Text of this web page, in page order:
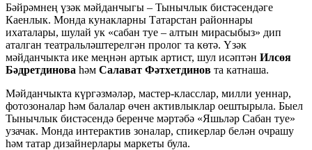
Бәйрәмнең үзәк мәйданчыгы – Тынычлык бистәсендәге
Каенлык. Монда кунакларны Татарстан районнары
ихаталары, шулай ук «сабан туе – алтын мирасыбыз» дип
аталган театральләштерелгән пролог та көтә. Үзәк
мәйданчыкта ике меңнән артык артист, шул исәптән Илсөя
Бәдретдинова һәм Салават Фәтхетдинов та катнаша.
Мәйданчыкта күргәзмәләр, мастер-класслар, милли уеннар,
фотозоналар һәм балалар өчен активлыклар оештырыла. Быел
Тынычлык бистәсендә беренче мәртәбә «Яшьләр Сабан туе»
узачак. Монда интерактив зоналар, спикерлар белән очрашу
һәм татар дизайнерлары маркеты була.